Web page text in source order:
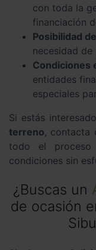
con toda la
financiación
Posibilidad
necesidad
Condiciones
entidades
especiales
Si estás
terreno, contacta
todo el proceso
condiciones sin
¿Buscas un
de ocasión